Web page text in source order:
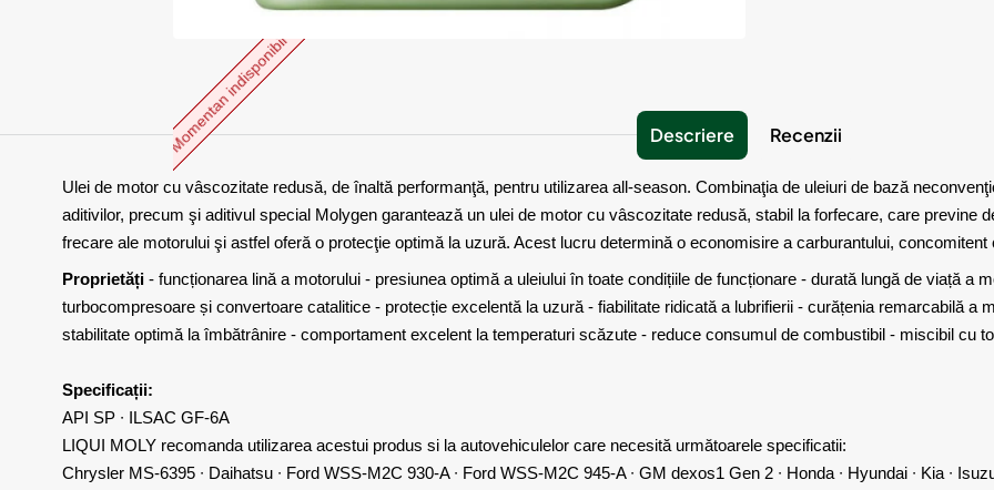
Momentan indisponibil Descriere Recenzii
Ulei de motor cu vâscozitate redusă, de înaltă performanţă, pentru utilizarea all-season. Combinaţia de uleiuri de bază
aditivilor, precum şi aditivul special Molygen garantează un ulei de motor cu vâscozitate redusă, stabil la forfecare, care previne
frecare ale motorului şi astfel oferă o protecţie optimă la uzură. Acest lucru determină o economisire a carburantului,
Proprietăți - funcționarea lină a motorului - presiunea optimă a uleiului în toate condițiile de funcționare - durată lungă de viață a
turbocompresoare și convertoare catalitice - protecție excelentă la uzură - fiabilitate ridicată a lubrifierii - curățenia remarcabilă a
stabilitate optimă la îmbătrânire - comportament excelent la temperaturi scăzute - reduce consumul de combustibil - miscibil cu
Specificații:
API SP ∙ ILSAC GF-6A
LIQUI MOLY recomanda utilizarea acestui produs si la autovehiculelor care necesită următoarele specificatii:
Chrysler MS-6395 ∙ Daihatsu ∙ Ford WSS-M2C 930-A ∙ Ford WSS-M2C 945-A ∙ GM dexos1 Gen 2 ∙ Honda ∙ Hyundai ∙ Kia ∙